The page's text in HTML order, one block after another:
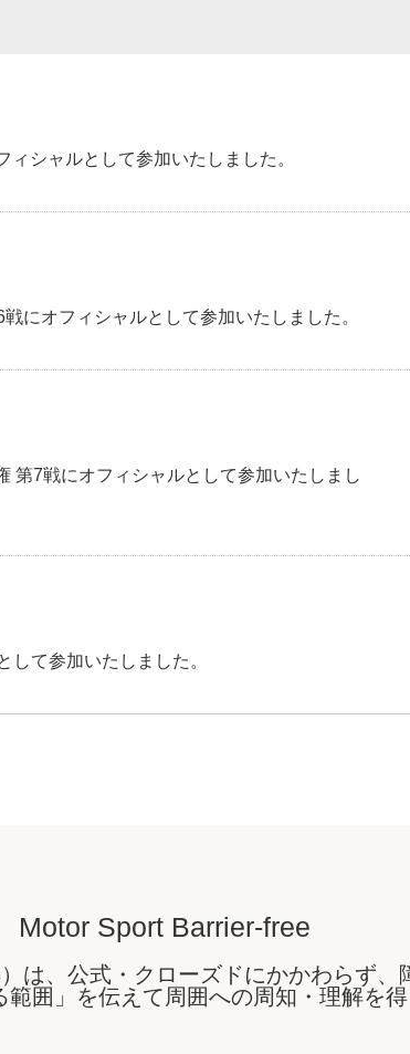
シャルとして参加いたしました。
にオフィシャルとして参加いたしました。
7戦にオフィシャルとして参加いたしまし
て参加いたしました。
Motor Sport Barrier-free
は、公式・クローズドにかかわらず
囲」を伝えて周囲への周知・理解を